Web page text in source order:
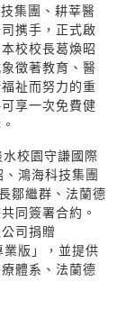
集團、耕莘醫
㩗手，正式啟
校校長葛煥昭
徵著教育、醫
祉而努力的重
享一次免費健
校園守謙國際
鴻海科技集團
鄒繼群、法蘭德
同簽署合約。
司捐贈
版」，並提供
體系、法蘭德